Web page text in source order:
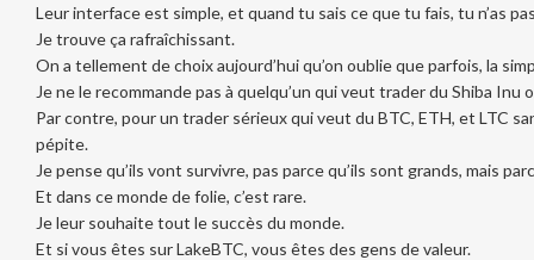
Leur interface est simple, et quand tu sais ce que tu fais, tu n’as
Je trouve ça rafraîchissant.
On a tellement de choix aujourd’hui qu’on oublie que parfois, la
Je ne le recommande pas à quelqu’un qui veut trader du Shiba Inu
Par contre, pour un trader sérieux qui veut du BTC, ETH, et LTC
pépite.
Je pense qu’ils vont survivre, pas parce qu’ils sont grands, mais
Et dans ce monde de folie, c’est rare.
Je leur souhaite tout le succès du monde.
Et si vous êtes sur LakeBTC, vous êtes des gens de valeur.